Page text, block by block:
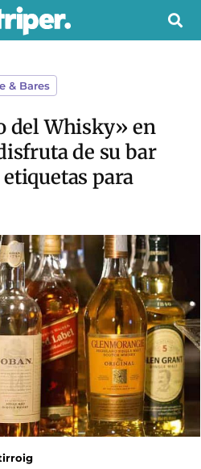
& Bares
del Whisky» en
de su bar
para